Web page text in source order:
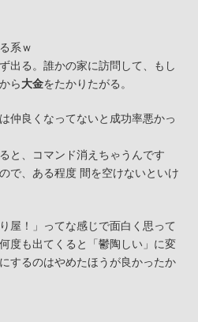
系ｗ
出る。誰かの家に訪問して、もし
ら大金をたかりたがる。
仲良くなってないと成功率悪かっ
と、コマンド消えちゃうんです
で、ある程度 間を空けないといけ
屋！」ってな感じで面白く思って
度も出てくると「鬱陶しい」に変
するのはやめたほうが良かったか